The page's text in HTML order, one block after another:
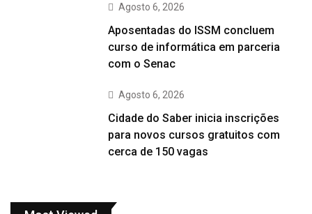
Agosto 6, 2026
Aposentadas do ISSM concluem
curso de informática em parceria
com o Senac
Agosto 6, 2026
Cidade do Saber inicia inscrições
para novos cursos gratuitos com
cerca de 150 vagas